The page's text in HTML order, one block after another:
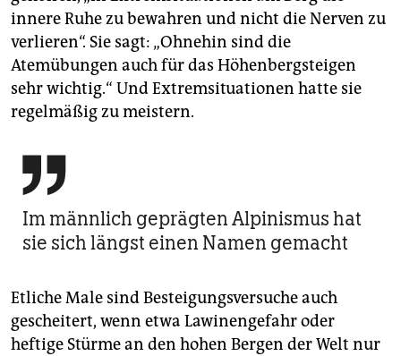
innere Ruhe zu bewahren und nicht die Nerven zu
verlieren“. Sie sagt: „Ohnehin sind die
Atemübungen auch für das Höhenbergsteigen
sehr wichtig.“ Und Extremsituationen hatte sie
regelmäßig zu meistern.

Im männlich geprägten Alpinismus hat
sie sich längst einen Namen gemacht
Etliche Male sind Besteigungsversuche auch
gescheitert, wenn etwa Lawinengefahr oder
heftige Stürme an den hohen Bergen der Welt nur